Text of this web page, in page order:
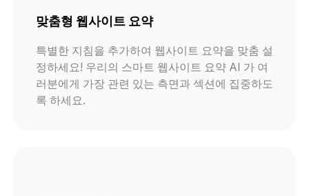
맞춤형 웹사이트 요약
특별한 지침을 추가하여 웹사이트 요약을 맞춤 설
정하세요! 우리의 스마트 웹사이트 요약 AI 가 여
러분에게 가장 관련 있는 측면과 섹션에 집중하도
록 하세요.